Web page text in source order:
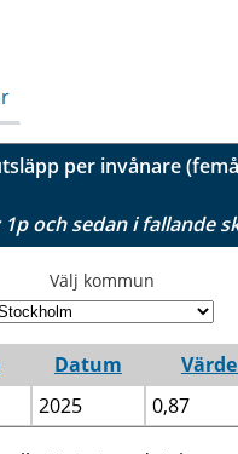
per invånare
1p och sedan i fallande
Välj kommun
Datum
2025 0,87